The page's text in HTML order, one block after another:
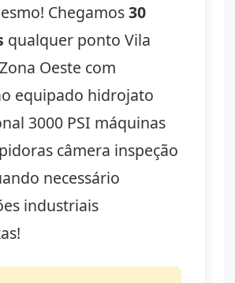
Chegamos30
qualquer ponto Vila
Oeste com
equipado hidrojato
3000 PSI máquinas
câmera inspeção
necessário
industriais